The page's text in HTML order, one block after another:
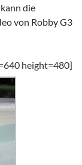
die
von Robby G3
height=480]